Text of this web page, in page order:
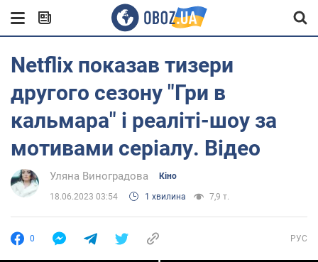
Netflix показав тизери
другого сезону "Гри в
кальмара" і реаліті-шоу за
мотивами серіалу. Відео
Уляна Виноградова Кіно
18.06.2023 03:54 1 хвилина 7,9 т.
0 РУС